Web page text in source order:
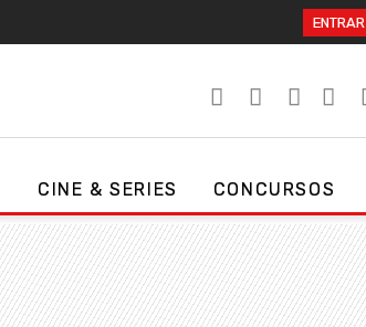
ENTRAR
CINE & SERIES CONCURSOS